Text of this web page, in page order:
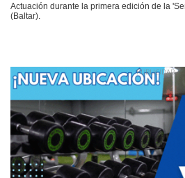
Actuación durante la primera edición de la
(Baltar).